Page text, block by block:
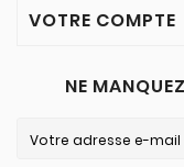
VOTRE COMPTE
NE